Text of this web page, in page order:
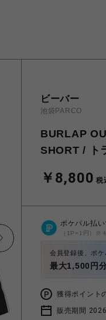
ビーバー
池袋PARCO
BURLAP
SHORT / ト
￥8,800 税
ポケパル払い
（1P=1円）※
会員登録後、ポ
最大1,500円
獲得ポイント
販売期間